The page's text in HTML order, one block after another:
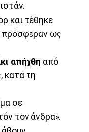
και τέθηκε
πρόσφεραν ως
απήχθη από
κατά τη
σε
τον άνδρα».